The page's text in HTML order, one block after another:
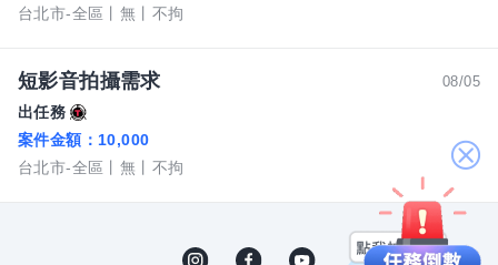
台北市-全區
無 不拘
08/05
短影音拍攝需求
出任務
案件金額： 10,000
台北市-全區
無 不拘
關
閉